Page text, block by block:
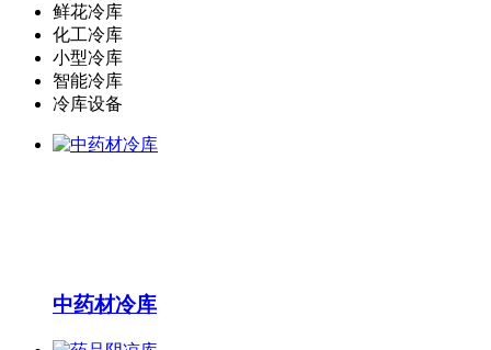
鲜花冷库
化工冷库
小型冷库
智能冷库
冷库设备
中药材冷库